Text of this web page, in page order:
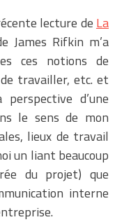
lecture de La
James Rifkin m’a
ces notions de
travailler, etc. et
d’une
le sens de mon
lieux de travail
un liant beaucoup
du projet) que
interne